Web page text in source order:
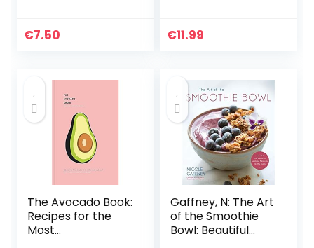
Weight Loss and
€7.50 €11.99
The Avocado Book:
Recipes for the
Most
Gaffney, N: The Art
of the Smoothie
Bowl: Beautiful